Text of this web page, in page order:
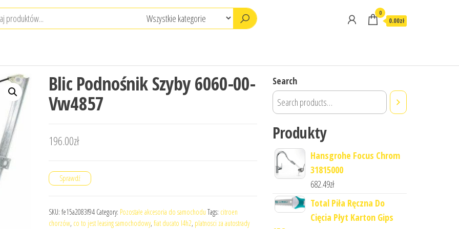
0
0.00zł
Blic Podnośnik Szyby 6060-00-
Vw4857
196.00zł
Sprawdź
SKU: fe15a2083f94 Category: Pozostałe akcesoria do samochodu Tags: citroen
chorzów, co to jest leasing samochodowy, fiat ducato l4h2, platnosci za autostrady
Search
Produkty
Hansgrohe Focus Chrom
31815000
682.49zł
Total Piła Ręczna Do
Cięcia Płyt Karton Gips